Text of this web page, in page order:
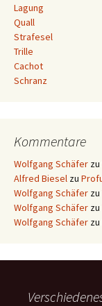
Lagung
Quall
Strafesel
Trille
Cachot
Schranz
Kommentare
Wolfgang Schäfer zu
Alfred Biesel zu
Wolfgang Schäfer zu
Wolfgang Schäfer zu
Wolfgang Schäfer zu